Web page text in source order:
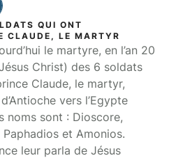
QUI ONT
CLAUDE, LE MARTYR
le martyre, en l’an 20
Christ) des 6 soldats
Claude, le martyr,
vers l’Egypte
noms sont : Dioscore,
Paphadios et Amonios.
leur parla de Jésus